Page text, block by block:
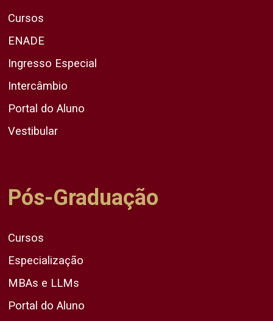
Cursos
ENADE
Ingresso Especial
Intercâmbio
Portal do Aluno
Vestibular
Pós-Graduação
Cursos
Especialização
MBAs e LLMs
Portal do Aluno